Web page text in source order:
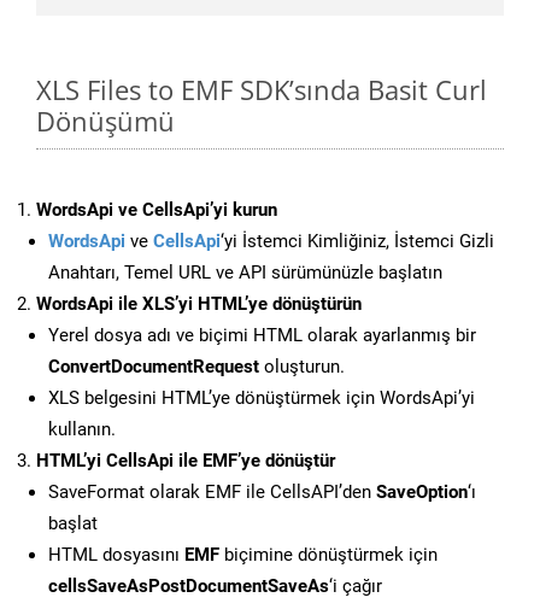
XLS Files to EMF SDK’sında Basit Curl
Dönüşümü
WordsApi ve CellsApi’yi kurun
WordsApi ve CellsApi‘yi İstemci Kimliğiniz, İstemci Gizli
Anahtarı, Temel URL ve API sürümünüzle başlatın
WordsApi ile XLS’yi HTML’ye dönüştürün
Yerel dosya adı ve biçimi HTML olarak ayarlanmış bir
ConvertDocumentRequest oluşturun.
XLS belgesini HTML’ye dönüştürmek için WordsApi’yi
kullanın.
HTML’yi CellsApi ile EMF’ye dönüştür
SaveFormat olarak EMF ile CellsAPI’den SaveOption‘ı
başlat
HTML dosyasını EMF biçimine dönüştürmek için
cellsSaveAsPostDocumentSaveAs‘i çağır